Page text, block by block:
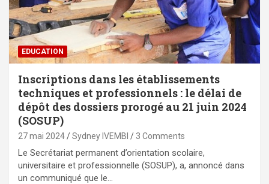
EDUCATION
Inscriptions dans les établissements
techniques et professionnels : le délai de
dépôt des dossiers prorogé au 21 juin 2024
(SOSUP)
27 mai 2024 Sydney IVEMBI 3 Comments
Le Secrétariat permanent d’orientation scolaire,
universitaire et professionnelle (SOSUP), a, annoncé dans
un communiqué que le…